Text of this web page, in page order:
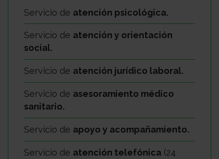
Servicio de atención psicológica.
Servicio de atención y orientación
social.
Servicio de atención jurídico laboral.
Servicio de asesoramiento médico
sanitario.
Servicio de apoyo y acompañamiento.
Servicio de atención telefónica (24